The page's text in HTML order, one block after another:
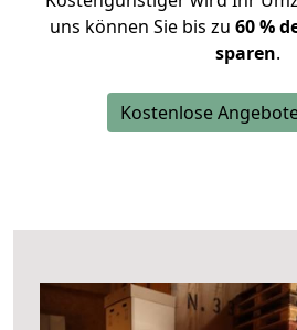
uns können Sie bis zu 60 %
sparen.
Kostenlose